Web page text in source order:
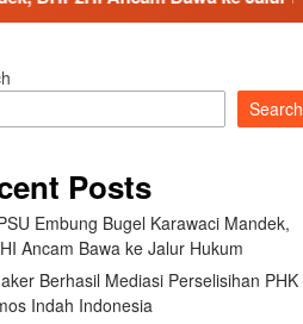
Search
Posts
Embung Bugel Karawaci Mandek,
Ancam Bawa ke Jalur Hukum
Berhasil Mediasi Perselisihan PHK
Indah Indonesia